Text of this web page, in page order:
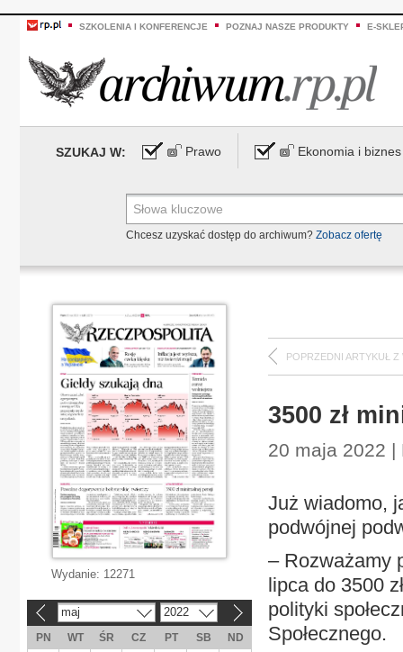
SZKOLENIA I KONFERENCJE POZNAJ NASZE PRODUKTY E-
SZUKAJ W: Prawo Ekonomia i biznes
Chcesz uzyskać dostęp do archiwum? Zobacz ofertę
POPRZEDNI ARTYKUŁ Z
3500 zł
20 maja 2022 |
Już wiadomo,
podwójnej
– Rozważamy
lipca do 3500
polityki
Społecznego.
Wydanie: 12271
maj 2022
PN WT ŚR CZ PT SB
ND